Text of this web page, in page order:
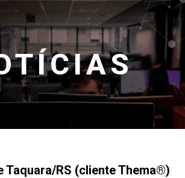
Taquara/RS (cliente Thema®)